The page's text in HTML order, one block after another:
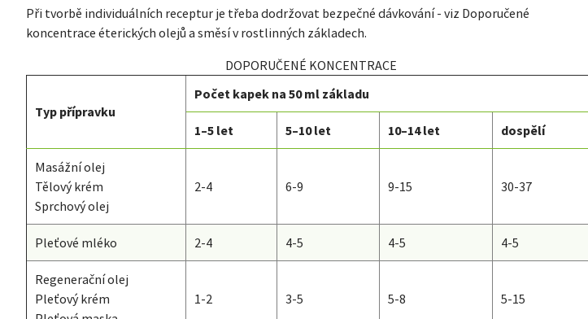
Při tvorbě individuálních receptur je třeba dodržovat bezpečné dávkování - viz Doporučené
koncentrace éterických olejů a směsí v rostlinných základech.
DOPORUČENÉ KONCENTRACE
Typ přípravku
Počet kapek na 50 ml základu
1–5 let 5–10 let 10–14 let dospělí
Masážní olej
Tělový krém
Sprchový olej
2-4 6-9 9-15 30-37
Pleťové mléko 2-4 4-5 4-5 4-5
Regenerační olej
Pleťový krém
1-2 3-5 5-8 5-15